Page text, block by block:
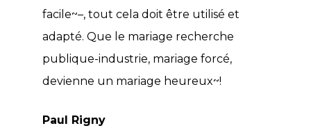
facile~–, tout cela doit être utilisé et
adapté. Que le mariage recherche
publique-industrie, mariage forcé,
devienne un mariage heureux~!
Paul Rigny